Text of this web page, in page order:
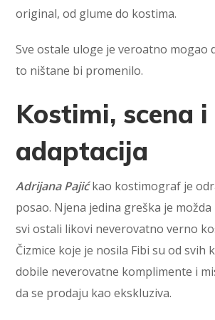
original, od glume do kostima.
Sve ostale uloge je veroatno mogao
to ništane bi promenilo.
Kostimi, scena i
adaptacija
Adrijana Pajićkao kostimograf je
posao. Njena jedina greška je
svi ostali likovi neverovatno verno
Čizmice koje je nosila Fibi su od svih
dobile neverovatne komplimente i
da se prodaju kao ekskluziva.